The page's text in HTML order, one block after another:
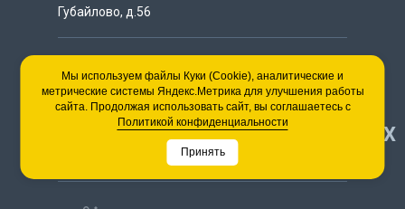
Губайлово, д.56
8 (925) 064-55-25
пн-сб с 9:00 до 18:00
8 (495) 563-03-35
пн-сб с 9:00 до 18:00 НАВЕРХ
Мы используем файлы Куки (Cookie), аналитические и
метрические системы Яндекс.Метрика для улучшения работы
сайта. Продолжая использовать сайт, вы соглашаетесь с
Политикой конфиденциальности
Принять